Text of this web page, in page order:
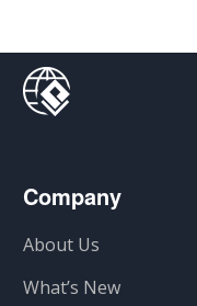
Company
About Us
What’s New